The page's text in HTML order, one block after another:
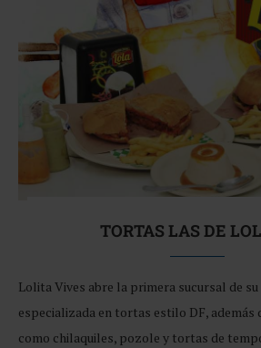
TORTAS LAS DE
Lolita Vives abre la primera sucursal de
especializada en tortas estilo DF, además
como chilaquiles, pozole y tortas de